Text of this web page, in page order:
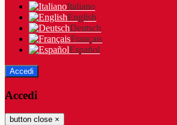
Italiano
English
Deutsch
Français
Español
Accedi
Accedi
button close ×